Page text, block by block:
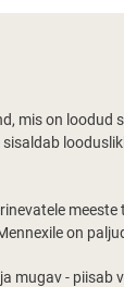
mis on loodud
on
mugav -